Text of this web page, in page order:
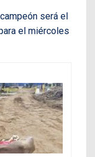
será el
el miércoles